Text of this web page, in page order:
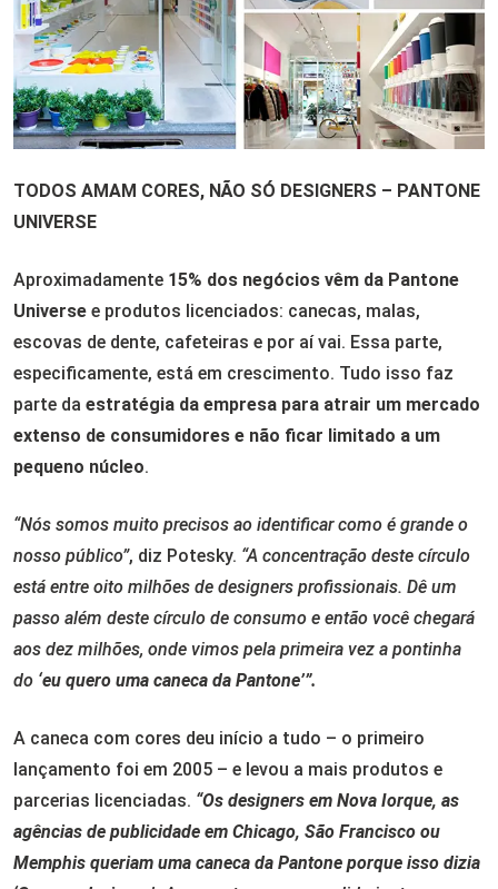
TODOS AMAM CORES, NÃO SÓ DESIGNERS – PANTONE
UNIVERSE
Aproximadamente 15% dos negócios vêm da Pantone
Universe e produtos licenciados: canecas, malas,
escovas de dente, cafeteiras e por aí vai. Essa parte,
especificamente, está em crescimento. Tudo isso faz
parte da estratégia da empresa para atrair um mercado
extenso de consumidores e não ficar limitado a um
pequeno núcleo.
“Nós somos muito precisos ao identificar como é grande o
nosso público”, diz Potesky. “A concentração deste círculo
está entre oito milhões de designers profissionais. Dê um
passo além deste círculo de consumo e então você chegará
aos dez milhões, onde vimos pela primeira vez a pontinha
do ‘eu quero uma caneca da Pantone’”.
A caneca com cores deu início a tudo – o primeiro
lançamento foi em 2005 – e levou a mais produtos e
parcerias licenciadas. “Os designers em Nova Iorque, as
agências de publicidade em Chicago, São Francisco ou
Memphis queriam uma caneca da Pantone porque isso dizia